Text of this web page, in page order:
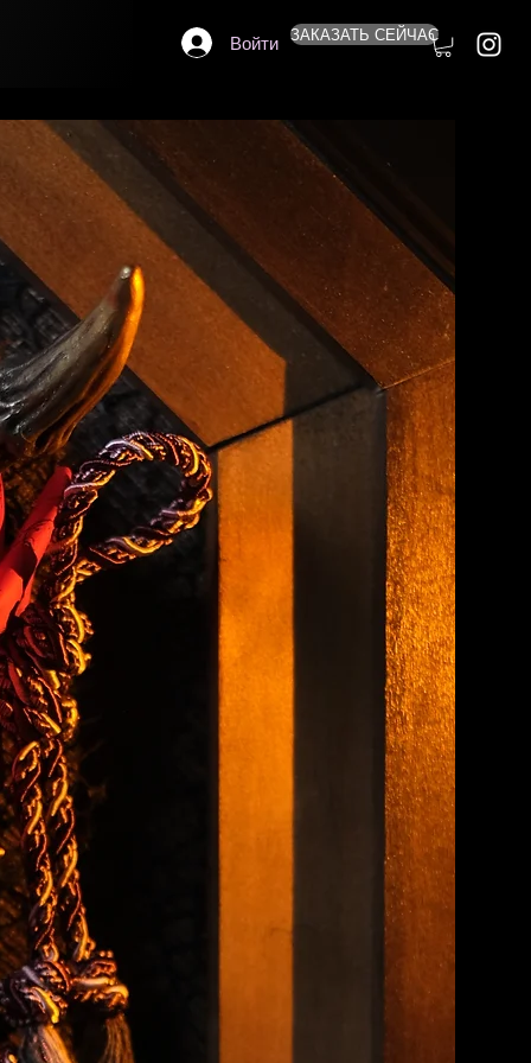
Войти ЗАКАЗАТЬ СЕЙЧАС